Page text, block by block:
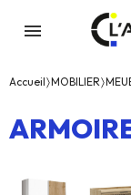
Accueil MOBILIER